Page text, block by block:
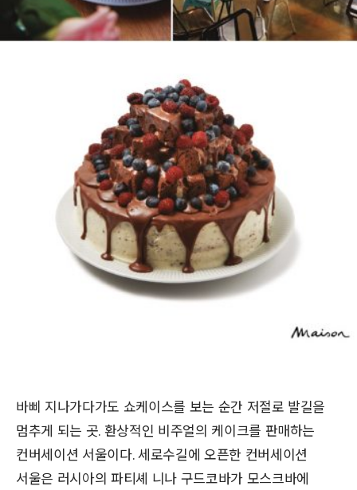
바삐 지나가다가도 쇼케이스를 보는 순간 저절로 발길을
멈추게 되는 곳. 환상적인 비주얼의 케이크를 판매하는
컨버세이션 서울이다. 세로수길에 오픈한 컨버세이션
서울은 러시아의 파티셰 니나 구드코바가 모스크바에